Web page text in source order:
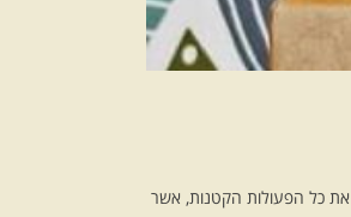
כל הפעולות הקטנות, אשר